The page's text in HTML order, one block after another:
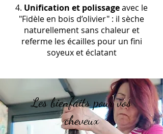
Unification et polissageavec le
"Fidèle en bois d’olivier" : il sèche
naturellement sans chaleur et
referme les écailles pour un fini
soyeux et éclatant
Les bienfaits pour vos
cheveux